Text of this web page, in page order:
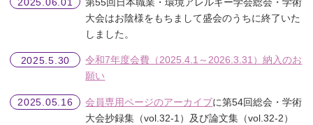
大会はお陰様をもちまして盛会のうちに終了いた
しました。
2025.5.30
令和7年度会費（2025.4.1～2026.3.31）納入のお
願い
2025.05.16 会員専用ページのアーカイブに第54回総会・学術
大会抄録集（vol.32-1）及び論文集（vol.32-2）